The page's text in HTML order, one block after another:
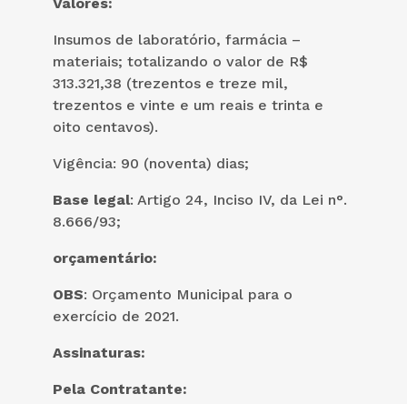
Insumos de laboratório, farmácia –
materiais; totalizando o valor de R$
313.321,38 (trezentos e treze mil,
trezentos e vinte e um reais e trinta e
oito centavos).
Vigência: 90 (noventa) dias;
Base legal: Artigo 24, Inciso IV, da Lei n°.
8.666/93;
orçamentário:
OBS: Orçamento Municipal para o
exercício de 2021.
Assinaturas:
Pela Contratante: